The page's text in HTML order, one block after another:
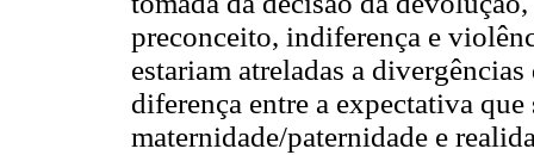
preconceito, indiferença e
estariam atreladas a
diferença entre a expectativa que
maternidade/paternidade e